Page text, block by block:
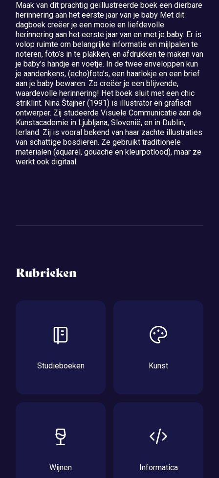
Maak van dit prachtig geïllustreerde boek een dierbare
herinnering aan het eerste jaar van je baby Met dit
dagboek creëer je een mooie en liefdevolle
herinnering aan het eerste jaar van en met je baby. Er is
volop ruimte om belangrijke informatie en mijlpalen te
noteren, foto’s in te plakken, en afdrukken te maken van
je baby’s handje en voetje. In de twee enveloppen kun
je aandenkens, (echo)foto’s, een haarlokje en een brief
aan je baby bewaren. Zo creëer je een blijvende,
waardevolle herinnering! Het boek sluit met een chic
striklint. Nina Štajner (1991) is illustrator en grafisch
ontwerper. Zij studeerde Visuele Communicatie aan de
Kunstacademie in Ljubljana, Slovenië, en in Dublin,
Ierland. Zij is vooral bekend van haar zachte illustraties
van schattige bosdieren. Ze gebruikt traditionele
materialen (aquarel, gouache en kleurpotlood), maar ze
werkt ook digitaal.
Rubrieken
Studieboeken Kunst
Wijnen Informatica